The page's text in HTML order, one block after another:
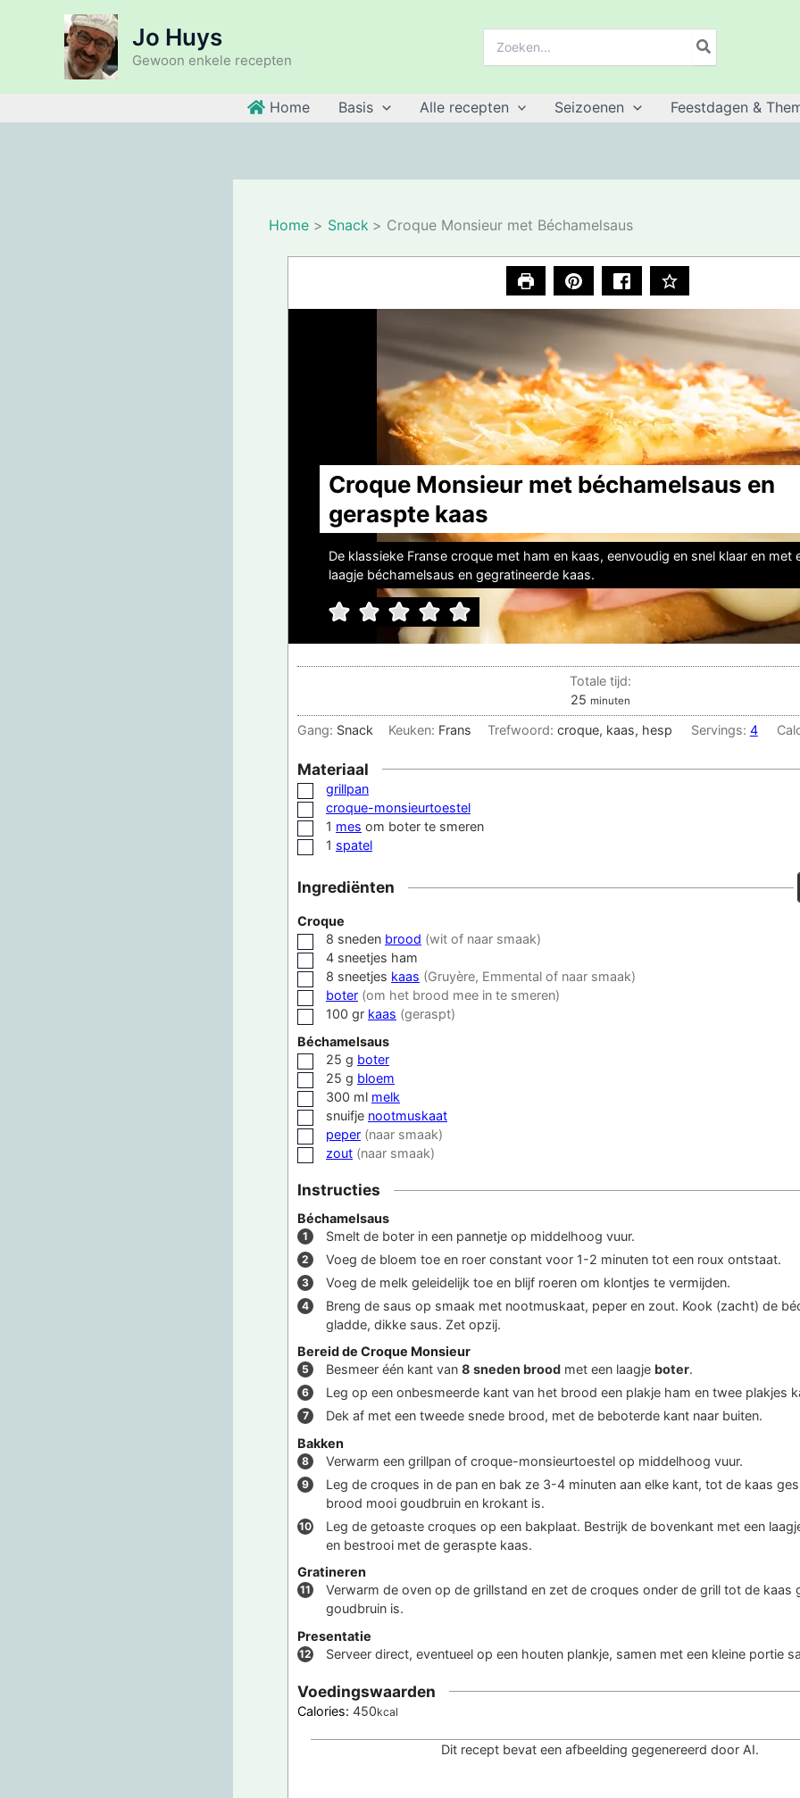
Jo Huys
Gewoon enkele recepten
Home Basis Alle recepten Seizoenen Feestdagen &
Home Snack Croque Monsieur met Béchamelsaus
Croque Monsieur met béchamelsaus en
geraspte kaas
De klassieke Franse croque met ham en kaas, eenvoudig en snel klaar en met
laagje béchamelsaus en gegratineerde kaas.
Totale tijd:
25minuten
minuten
Gang: Snack Keuken: Frans Trefwoord: croque, kaas, hesp Servings: 4
Materiaal
▢
grillpan
▢
croque-monsieurtoestel
▢1 mes om boter te smeren
▢1 spatel
Ingrediënten
Croque
▢
8 sneden brood (wit of naar smaak)
▢
4 sneetjes ham
▢
8 sneetjes kaas (Gruyère, Emmental of naar smaak)
▢
boter (om het brood mee in te smeren)
▢100 gr kaas (geraspt)
Béchamelsaus
▢
25 g boter
▢
25 g bloem
▢
300 ml melk
▢
snuifje nootmuskaat
▢
peper (naar smaak)
▢zout (naar smaak)
Instructies
Béchamelsaus
Smelt de boter in een pannetje op middelhoog vuur.
Voeg de bloem toe en roer constant voor 1-2 minuten tot een roux ontstaat.
Voeg de melk geleidelijk toe en blijf roeren om klontjes te vermijden.
Breng de saus op smaak met nootmuskaat, peper en zout. Kook (zacht) de
gladde, dikke saus. Zet opzij.
Bereid de Croque Monsieur
Besmeer één kant van 8 sneden brood met een laagje boter.
Leg op een onbesmeerde kant van het brood een plakje ham en twee plakjes
Dek af met een tweede snede brood, met de beboterde kant naar buiten.
Bakken
Verwarm een grillpan of croque-monsieurtoestel op middelhoog vuur.
Leg de croques in de pan en bak ze 3-4 minuten aan elke kant, tot de kaas
brood mooi goudbruin en krokant is.
Leg de getoaste croques op een bakplaat. Bestrijk de bovenkant met een
en bestrooi met de geraspte kaas.
Gratineren
Verwarm de oven op de grillstand en zet de croques onder de grill tot de kaas
goudbruin is.
Presentatie
Serveer direct, eventueel op een houten plankje, samen met een kleine portie
Voedingswaarden
Calories: 450kcal
Dit recept bevat een afbeelding gegenereerd door AI.